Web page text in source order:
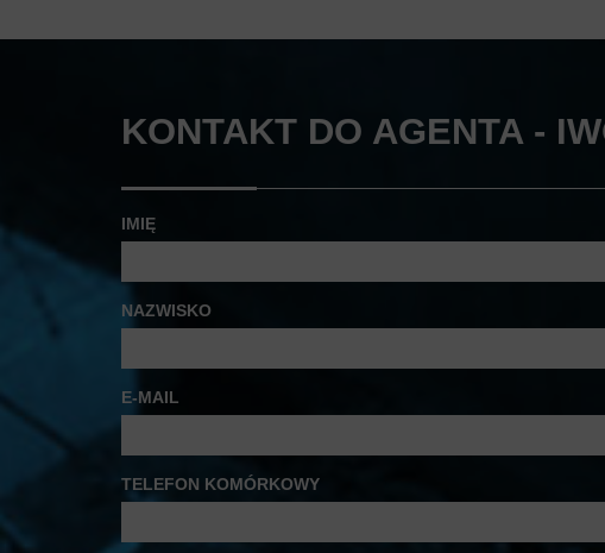
KONTAKT DO AGENTA -
IMIĘ
NAZWISKO
E-MAIL
TELEFON KOMÓRKOWY